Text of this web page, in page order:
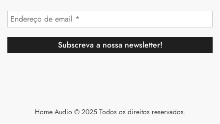
Home Audio © 2025 Todos os direitos reservados.